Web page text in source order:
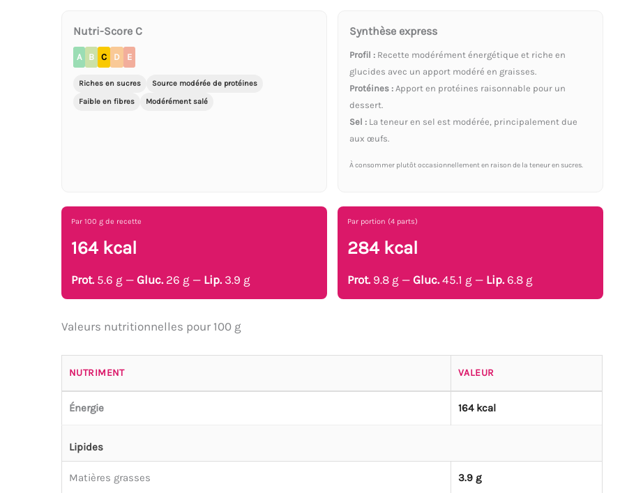
Nutri-Score C
A B C D E
Riches en sucres
Source modérée de protéines
Faible en fibres
Modérément salé
Synthèse express
Profil : Recette modérément énergétique et riche en
glucides avec un apport modéré en graisses.
Protéines : Apport en protéines raisonnable pour un
dessert.
Sel : La teneur en sel est modérée, principalement due
aux œufs.
À consommer plutôt occasionnellement en raison de la teneur en sucres.
Par 100 g de recette
164 kcal
Prot.5.6 g — Gluc.26 g — Lip.3.9 g
Par portion (4 parts)
284 kcal
Prot.9.8 g —Gluc.45.1 g — Lip.6.8 g
Valeurs nutritionnelles pour 100 g
NUTRIMENT VALEUR
Énergie 164 kcal
Lipides
Matières grasses 3.9 g